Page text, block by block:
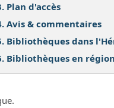
Plan d'accès
Avis & commentaires
Bibliothèques dans
Bibliothèques en